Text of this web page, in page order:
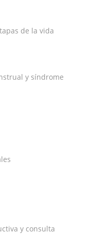
de la vida
y síndrome
y consulta